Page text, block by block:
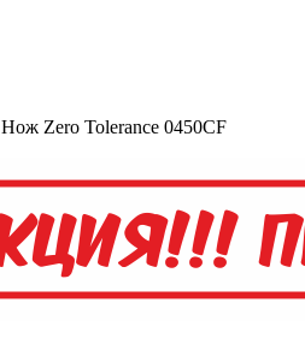
Нож Zero Tolerance 0450CF